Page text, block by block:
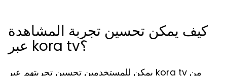
كيف يمكن تحسين تجربة المشاهدة
عبر kora tv؟
يمكن للمستخدمين تحسين تجربتهم عبر kora tv من